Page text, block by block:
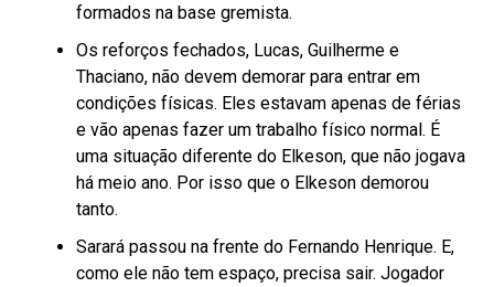
formados na base gremista.
Os reforços fechados, Lucas, Guilherme e
Thaciano, não devem demorar para entrar em
condições físicas. Eles estavam apenas de férias
e vão apenas fazer um trabalho físico normal. É
uma situação diferente do Elkeson, que não jogava
há meio ano. Por isso que o Elkeson demorou
tanto.
Sarará passou na frente do Fernando Henrique. E,
como ele não tem espaço, precisa sair. Jogador